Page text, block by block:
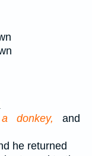
donkey,
and
he returned